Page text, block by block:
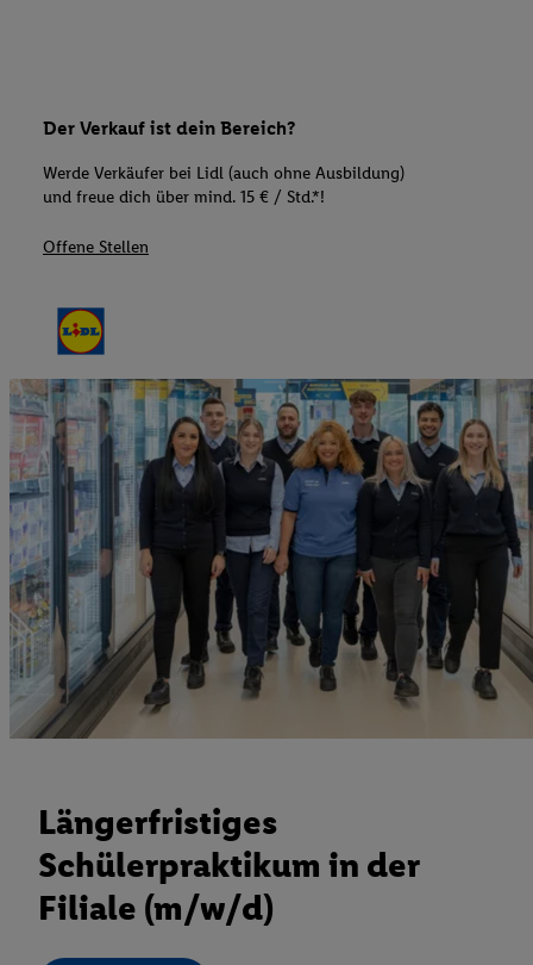
Der Verkauf ist dein Bereich?
Werde Verkäufer bei Lidl (auch ohne Ausbildung)
und freue dich über mind. 15 € / Std.*!
Offene Stellen
Längerfristiges
Schülerpraktikum in der
Filiale (m/w/d)